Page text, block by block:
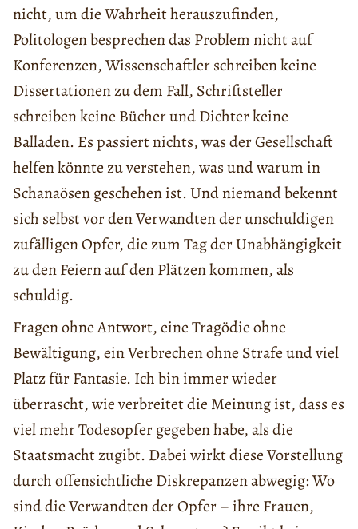
nicht, um die Wahrheit herauszufinden,
Politologen besprechen das Problem nicht auf
Konferenzen, Wissenschaftler schreiben keine
Dissertationen zu dem Fall, Schriftsteller
schreiben keine Bücher und Dichter keine
Balladen. Es passiert nichts, was der Gesellschaft
helfen könnte zu verstehen, was und warum in
Schanaösen geschehen ist. Und niemand bekennt
sich selbst vor den Verwandten der unschuldigen
zufälligen Opfer, die zum Tag der Unabhängigkeit
zu den Feiern auf den Plätzen kommen, als
schuldig.
Fragen ohne Antwort, eine Tragödie ohne
Bewältigung, ein Verbrechen ohne Strafe und viel
Platz für Fantasie. Ich bin immer wieder
überrascht, wie verbreitet die Meinung ist, dass es
viel mehr Todesopfer gegeben habe, als die
Staatsmacht zugibt. Dabei wirkt diese Vorstellung
durch offensichtliche Diskrepanzen abwegig: Wo
sind die Verwandten der Opfer – ihre Frauen,